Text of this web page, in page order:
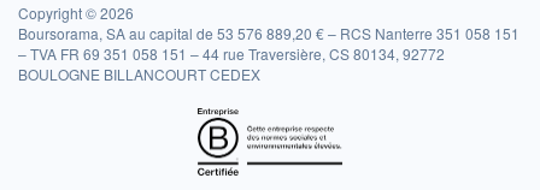
Copyright © 2026
Boursorama, SA au capital de 53 576 889,20 € – RCS Nanterre 351 058 151
– TVA FR 69 351 058 151 – 44 rue Traversière, CS 80134, 92772
BOULOGNE BILLANCOURT CEDEX